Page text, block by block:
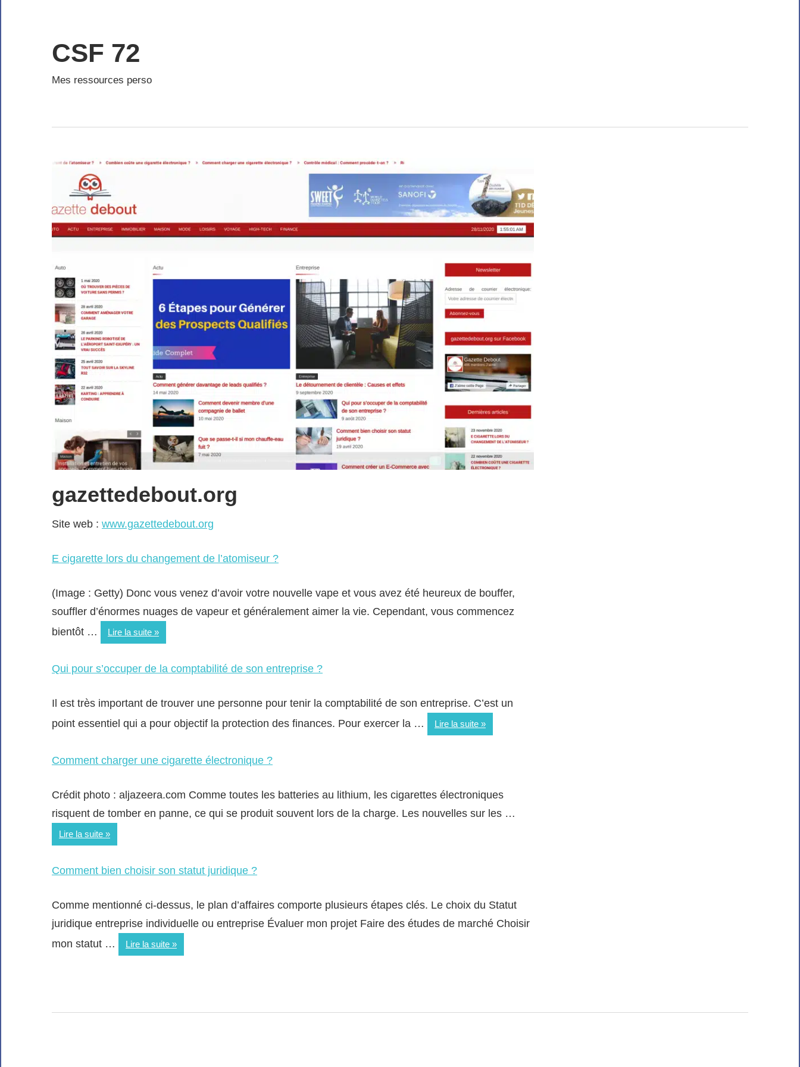
content
CSF 72
Mes ressources perso
gazettedebout.org
Site web : www.gazettedebout.org
E cigarette lors du changement de l’atomiseur ?
(Image : Getty) Donc vous venez d’avoir votre nouvelle vape et vous avez été heureux de bouffer,
souffler d’énormes nuages de vapeur et généralement aimer la vie. Cependant, vous commencez
bientôt …
Lire la suite
Qui pour s’occuper de la comptabilité de son entreprise ?
Il est très important de trouver une personne pour tenir la comptabilité de son entreprise. C’est un
point essentiel qui a pour objectif la protection des finances. Pour exercer la …
Lire la suite
Comment charger une cigarette électronique ?
Crédit photo : aljazeera.com Comme toutes les batteries au lithium, les cigarettes électroniques
risquent de tomber en panne, ce qui se produit souvent lors de la charge. Les nouvelles sur les …
Lire la suite
Comment bien choisir son statut juridique ?
Comme mentionné ci-dessus, le plan d’affaires comporte plusieurs étapes clés. Le choix du Statut
juridique entreprise individuelle ou entreprise Évaluer mon projet Faire des études de marché Choisir
mon statut …
Lire la suite